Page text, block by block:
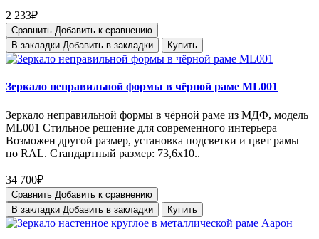
2 233₽
Сравнить Добавить к сравнению
В закладки Добавить в закладки Купить
Зеркало неправильной формы в чёрной раме ML001
Зеркало неправильной формы в чёрной раме из МДФ, модель
ML001 Стильное решение для современного интерьера
Возможен другой размер, установка подсветки и цвет рамы
по RAL. Стандартный размер: 73,6х10..
34 700₽
Сравнить Добавить к сравнению
В закладки Добавить в закладки Купить